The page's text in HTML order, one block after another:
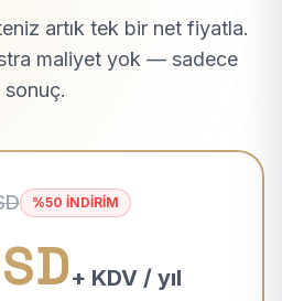
artık tek bir net fiyatla.
maliyet yok — sadece
sonuç.
%50 İNDİRİM
+ KDV / yıl